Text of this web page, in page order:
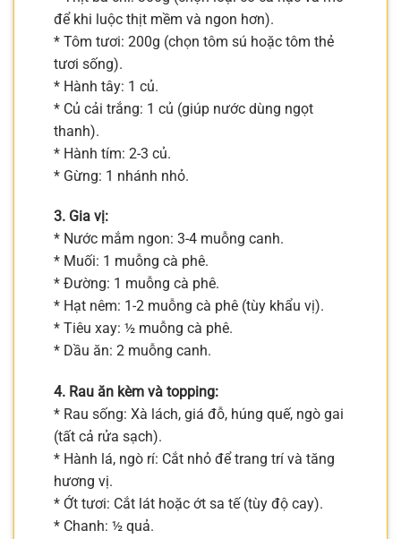
để khi luộc thịt mềm và ngon hơn).
* Tôm tươi: 200g (chọn tôm sú hoặc tôm thẻ
tươi sống).
* Hành tây: 1 củ.
* Củ cải trắng: 1 củ (giúp nước dùng ngọt
thanh).
* Hành tím: 2-3 củ.
* Gừng: 1 nhánh nhỏ.
3. Gia vị:
* Nước mắm ngon: 3-4 muỗng canh.
* Muối: 1 muỗng cà phê.
* Đường: 1 muỗng cà phê.
* Hạt nêm: 1-2 muỗng cà phê (tùy khẩu vị).
* Tiêu xay: ½ muỗng cà phê.
* Dầu ăn: 2 muỗng canh.
4. Rau ăn kèm và topping:
* Rau sống: Xà lách, giá đỗ, húng quế, ngò gai
(tất cả rửa sạch).
* Hành lá, ngò rí: Cắt nhỏ để trang trí và tăng
hương vị.
* Ớt tươi: Cắt lát hoặc ớt sa tế (tùy độ cay).
* Chanh: ½ quả.